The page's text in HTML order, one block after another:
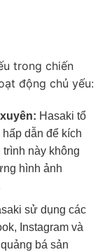
trong chiến
động chủ yếu:
Hasaki tổ
dẫn để kích
này không
hình ảnh
sử dụng các
Instagram và
bá sản